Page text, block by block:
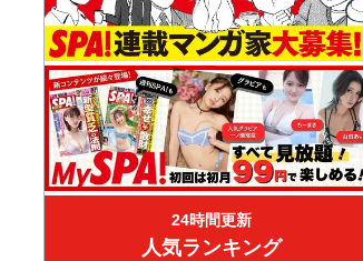
24時間更新
人気ランキング